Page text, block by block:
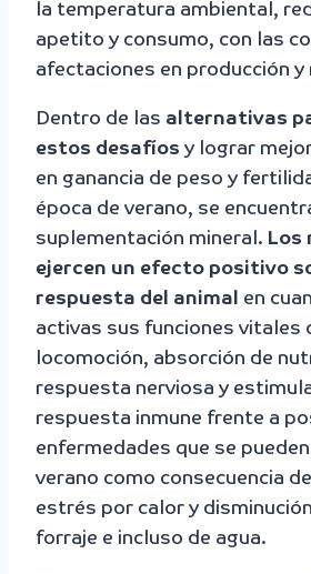
la temperatura ambiental,
apetito y consumo, con las
afectaciones en producción y
Dentro de las alternativas
estos desafíos y lograr
en ganancia de peso y
época de verano, se
suplementación mineral. Los
ejercen un efecto positivo
respuesta del animal
en
activas sus funciones vitales
locomoción, absorción de
respuesta nerviosa y
respuesta inmune frente a
enfermedades que se pueden
verano como consecuencia
estrés por calor y
forraje e incluso de agua.